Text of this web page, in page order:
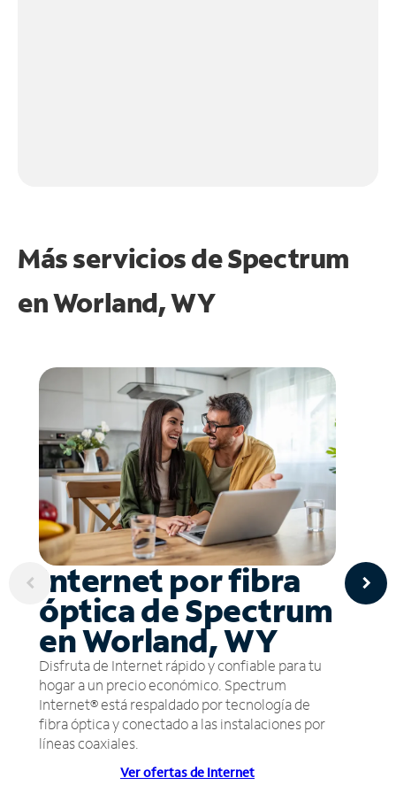
Más servicios de Spectrum
enWorland, WY
Internet por fibra
óptica de Spectrum
en Worland, WY
Disfruta de Internet rápido y confiable para tu
hogar a un precio económico. Spectrum
Internet® está respaldado por tecnología de
fibra óptica y conectado a las instalaciones por
líneas coaxiales.
Ver ofertas de Internet